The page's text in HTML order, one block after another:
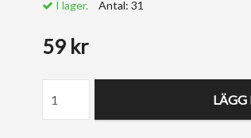
I lager. Antal: 31
59 kr
LÄGG